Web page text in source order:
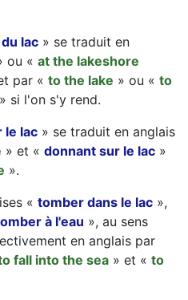
lac » se traduit en
ou « at the lakeshore
par « to the lake » ou « to
» si l'on s'y rend.
le lac » se traduit en anglais
» et « donnant sur le lac »
».
« tomber dans le lac »,
à l'eau », au sens
en anglais par
fall into the sea » et « to